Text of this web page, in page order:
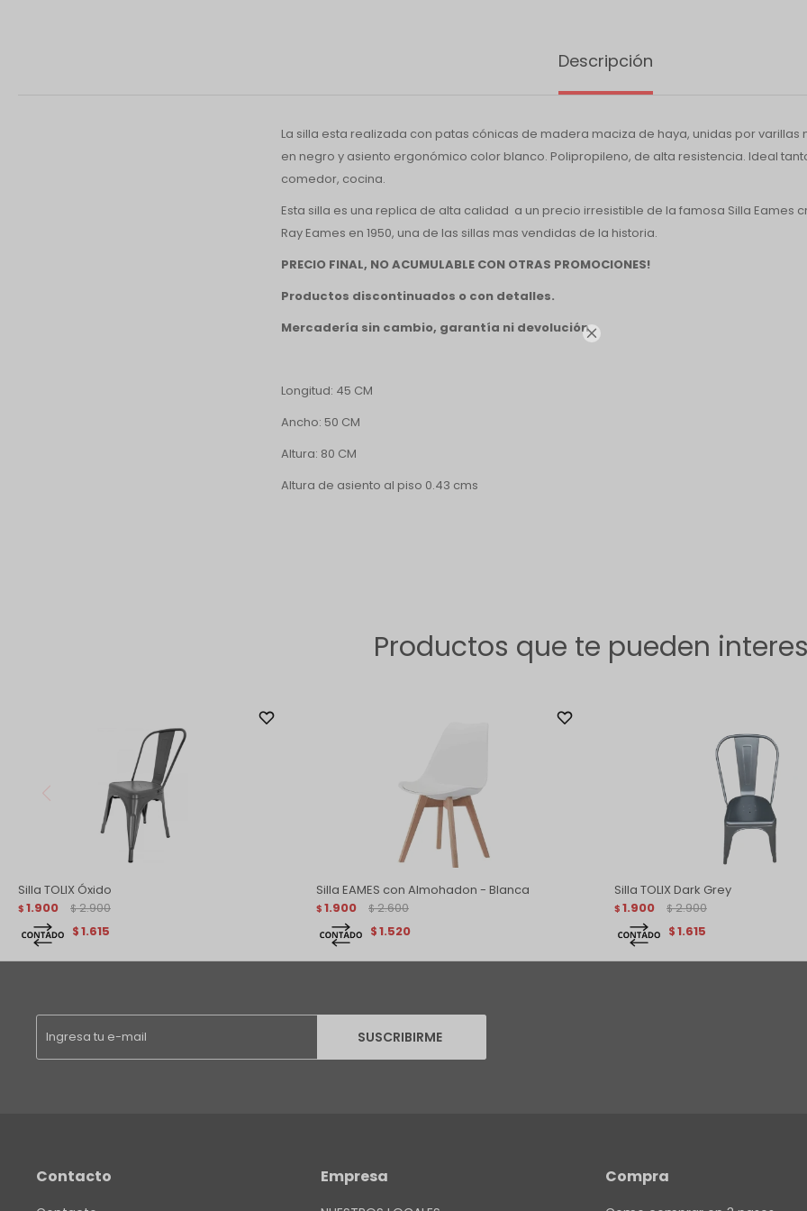

Descripción
La silla esta realizada con patas cónicas de madera maciza de haya, unidas por
en negro y asiento ergonómico color blanco. Polipropileno, de alta resistencia. Ideal
comedor, cocina.
Esta silla es una replica de alta calidad a un precio irresistible de la famosa Silla Eames
Ray Eames en 1950, una de las sillas mas vendidas de la historia.
PRECIO FINAL, NO ACUMULABLE CON OTRAS PROMOCIONES!
Productos discontinuados o con detalles.
Mercadería sin cambio, garantía ni devolución
Longitud: 45 CM
Ancho: 50 CM
Altura: 80 CM
Altura de asiento al piso 0.43 cms
Productos que te pueden
Silla TOLIX Óxido
$ 1.900 $ 2.900
$1.615
Silla EAMES con Almohadon - Blanca
$ 1.900 $ 2.600
$1.520
Silla TOLIX Dark Grey
$ 1.900 $ 2.900
$1.615
SUSCRIBIRME
Contacto Empresa Compra